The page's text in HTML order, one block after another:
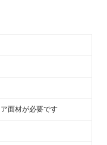
面材が必要です